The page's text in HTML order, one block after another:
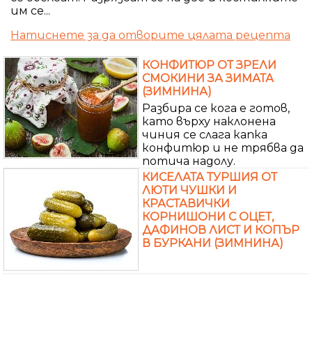
им се...
Натиснете за да отворите цялата рецепта
КОНФИТЮР ОТ ЗРЕЛИ
СМОКИНИ ЗА ЗИМАТА
(ЗИМНИНА)
Разбира се кога е готов,
като върху наклонена
чиния се слага капка
конфитюр и не трябва да
потича надолу.
КИСЕЛАТА ТУРШИЯ ОТ
ЛЮТИ ЧУШКИ И
КРАСТАВИЧКИ
КОРНИШОНИ С ОЦЕТ,
ДАФИНОВ ЛИСТ И КОПЪР
В БУРКАНИ (ЗИМНИНА)